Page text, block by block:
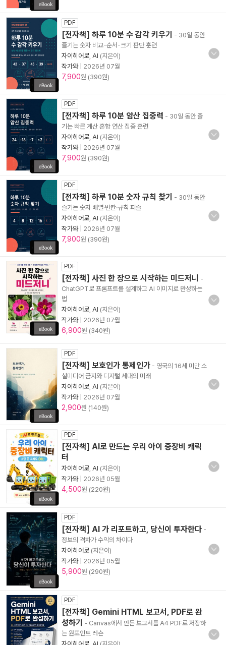
PDF
[전자책] 하루 10분 수 감각 키우기
- 30일 동안
즐기는 숫자 비교-순서-크기 판단 훈련
자이히어로 AI (지은이)
작가와| 2026년 07월
7,900원 (390원)
PDF
[전자책] 하루 10분 암산 집중력 - 30일 동안 즐
기는 빠른 계산 혼합 연산 집중 훈련
자이히어로 AI (지은이)
작가와| 2026년 07월
7,900원 (390원)
PDF
[전자책] 하루 10분 숫자 규칙 찾기
- 30일 동안
즐기는 숫자 배열·빈칸·규칙 퍼즐
자이히어로 AI (지은이)
작가와| 2026년 07월
7,900원 (390원)
PDF
[전자책] 사진 한 장으로 시작하는 미드저니 -
ChatGPT로 프롬프트를 설계하고 AI 이미지로 완성하는
법
자이히어로 AI (지은이)
작가와| 2026년 07월
6,900원 (340원)
PDF
[전자책] 보호인가 통제인가 - 영국의 16세 미만 소
셜미디어 금지와 디지털 세대의 미래
자이히어로 AI (지은이)
작가와| 2026년 07월
2,900원 (140원)
PDF
[전자책] AI로 만드는 우리 아이 중장비 캐릭
터
자이히어로 AI (지은이)
작가와| 2026년 05월
4,500원 (220원)
PDF
[전자책] AI 가 리포트하고, 당신이 투자한다 -
정보의 격차가 수익의 차이다
자이히어로 (지은이)
작가와| 2026년 05월
5,900원 (290원)
PDF
[전자책] Gemini HTML 보고서, PDF로 완
성하기
- Canvas에서 만든 보고서를 A4 PDF로 저장하
는 원포인트 레슨